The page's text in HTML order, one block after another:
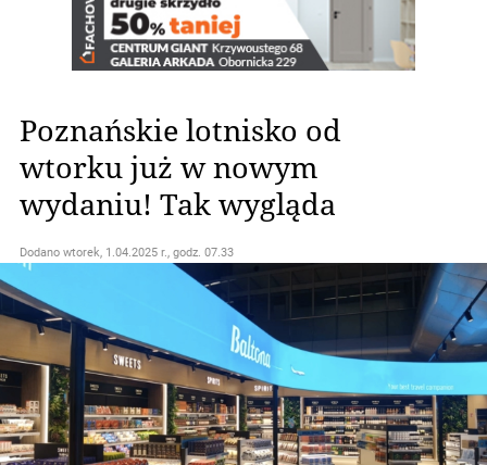
Poznańskie lotnisko od
wtorku już w nowym
wydaniu! Tak wygląda
Dodano wtorek, 1.04.2025 r., godz. 07.33